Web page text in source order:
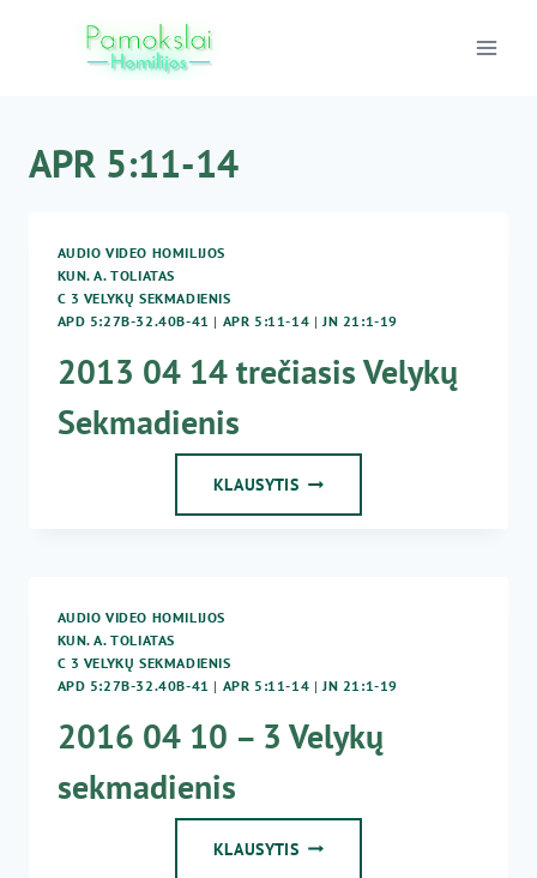
APR 5:11-14
AUDIO VIDEO HOMILIJOS
KUN. A. TOLIATAS
C 3 VELYKŲ SEKMADIENIS
APD 5:27B-32.40B-41 | APR 5:11-14 |JN 21:1-19
2013 04 14 trečiasis Velykų
Sekmadienis
KLAUSYTIS2013
AUDIO VIDEO HOMILIJOS
KUN. A. TOLIATAS
C 3 VELYKŲ SEKMADIENIS
APD 5:27B-32.40B-41 | APR 5:11-14 | JN 21:1-19
2016 04 10 – 3 Velykų
sekmadienis
KLAUSYTIS2016